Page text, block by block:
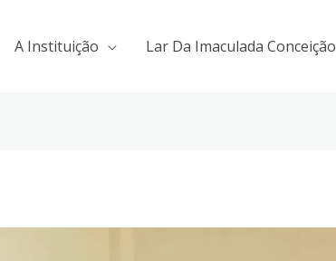
A Instituição Lar Da Imaculada Conceição